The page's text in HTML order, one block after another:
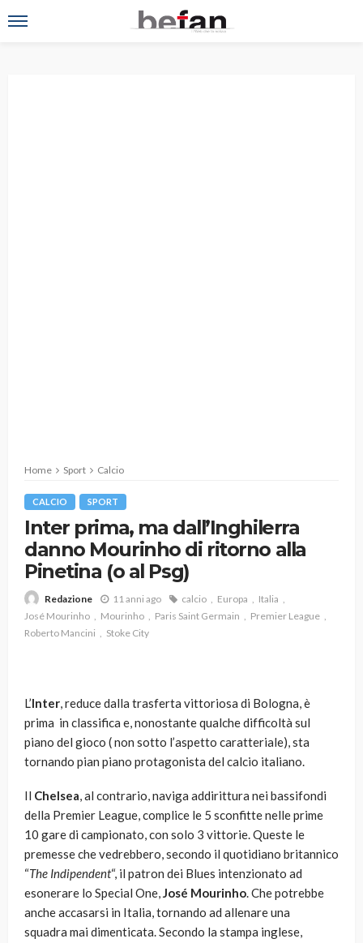
Home Sport Calcio
CALCIO SPORT
Inter prima, ma dall’Inghilerra
danno Mourinho di ritorno alla
Pinetina (o al Psg)
Redazione 11 anni ago calcio Europa
Italia
José Mourinho
Mourinho Paris Saint Germain
Premier League
Roberto Mancini
Stoke City
L’Inter, reduce dalla trasferta vittoriosa di Bologna, è
prima in classifica e, nonostante qualche difficoltà sul
piano del gioco ( non sotto l’aspetto caratteriale), sta
tornando pian piano protagonista del calcio italiano.
Il Chelsea, al contrario, naviga addirittura nei bassifondi
della Premier League, complice le 5 sconfitte nelle prime
10 gare di campionato, con solo 3 vittorie. Queste le
premesse che vedrebbero, secondo il quotidiano britannico
“The Indipendent“, il patron dei Blues intenzionato ad
esonerare lo Special One,José Mourinho. Che potrebbe
anche accasarsi in Italia, tornando ad allenare una
squadra mai dimenticata. Secondo la stampa inglese,